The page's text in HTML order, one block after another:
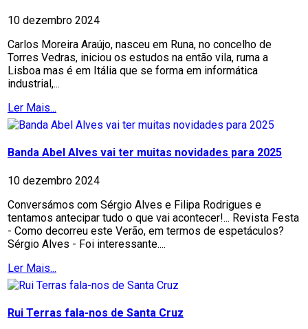
10 dezembro 2024
Carlos Moreira Araújo, nasceu em Runa, no concelho de
Torres Vedras, iniciou os estudos na então vila, ruma a
Lisboa mas é em Itália que se forma em informática
industrial,...
Ler Mais...
Banda Abel Alves vai ter muitas novidades para 2025
10 dezembro 2024
Conversámos com Sérgio Alves e Filipa Rodrigues e
tentamos antecipar tudo o que vai acontecer!... Revista Festa
- Como decorreu este Verão, em termos de espetáculos?
Sérgio Alves - Foi interessante....
Ler Mais...
Rui Terras fala-nos de Santa Cruz